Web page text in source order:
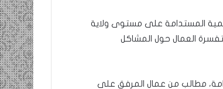
المستدامة على مستوى ولاية
العمال حول المشاكل
مطالب من عمال المرفق على